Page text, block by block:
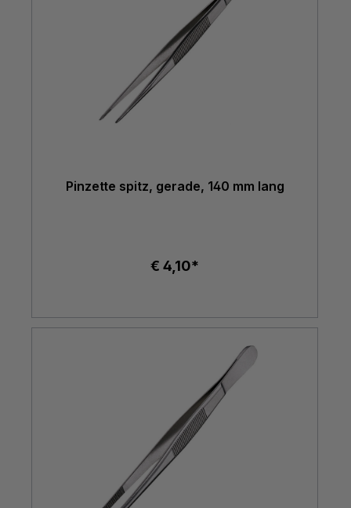
Pinzette spitz, gerade, 140 mm lang
€ 4,10*